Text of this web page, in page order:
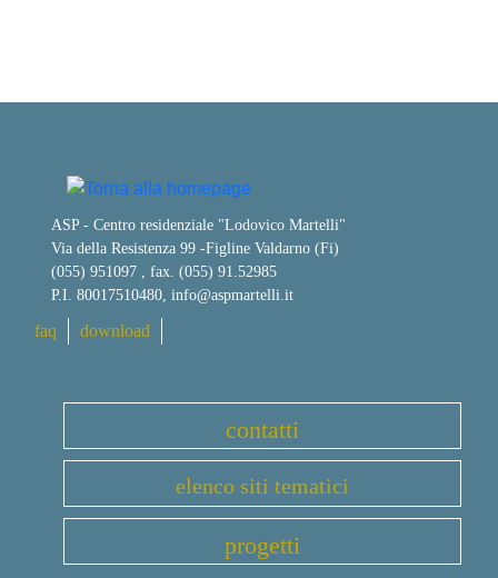
ASP - Centro residenziale "Lodovico Martelli"
Via della Resistenza 99 -Figline Valdarno (Fi)
(055) 951097 , fax. (055) 91.52985
P.I. 80017510480, info@aspmartelli.it
faq download
contatti
elenco siti tematici
progetti